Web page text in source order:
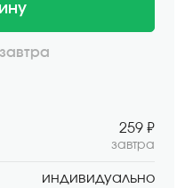
259 ₽
завтра
индивидуально